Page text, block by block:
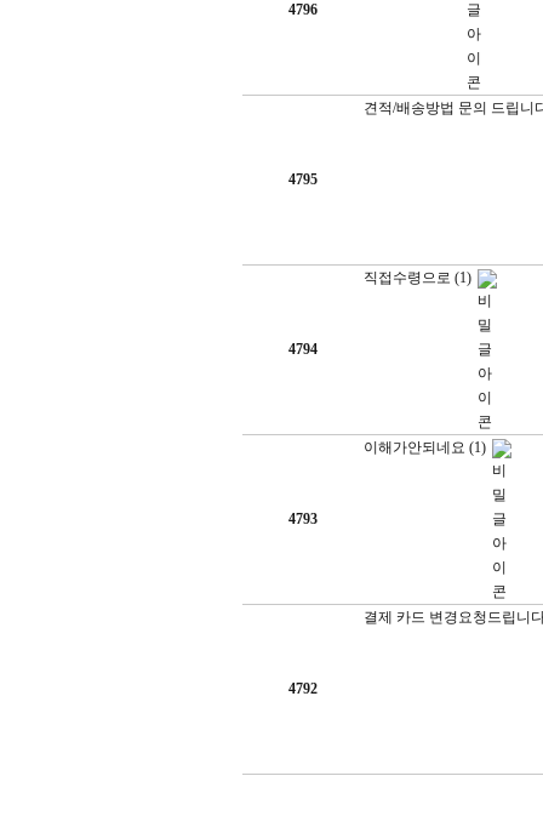
4796
4795
견적/배송방법 문의 드립니
4794
직접수령으로 (1)
4793
이해가안되네요 (1)
4792
결제 카드 변경요청드립니